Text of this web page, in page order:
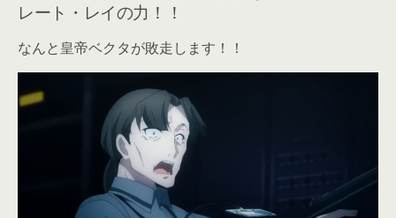
レート・レイの力！！
なんと皇帝ベクタが敗走します！！